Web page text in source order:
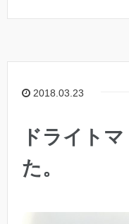
2018.03.23
ドライト
た。